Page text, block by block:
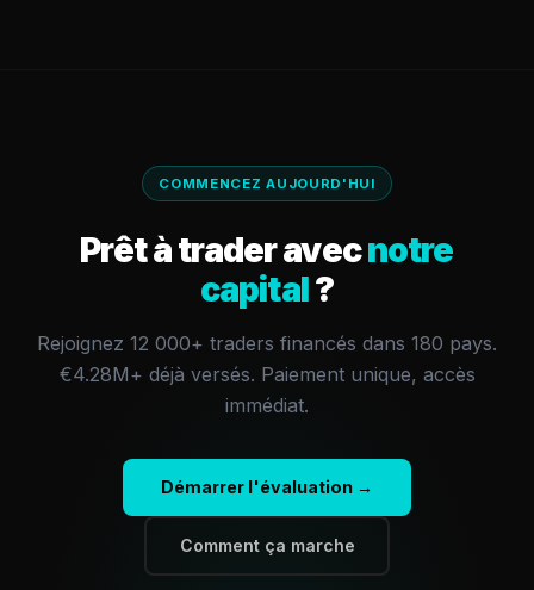
COMMENCEZ AUJOURD'HUI
Prêt à trader avecnotre
capital?
Rejoignez 12 000+ traders financés dans 180 pays.
€4.28M+ déjà versés. Paiement unique, accès
immédiat.
Démarrer l'évaluation →
Comment ça marche